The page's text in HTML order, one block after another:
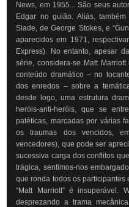
News, em 1955... São seus
Edgar no guião. Aliás,
Slade, de George Stokes, e
aparecidos em 1971,
Express). No entanto, apesar
série, considera-se Matt
conteúdo dramático – no
dos enredos – sobre a
desde logo, uma estrutura
heróis-anti-heróis, que se
patéticas, marcadas por várias
os traumas dos vencidos,
vencedores), que pode ser
sucessiva carga dos conflitos
trágica, sentimos-nos
que ronda todos os participantes
“Matt Marriott” é insuperável.
desprezando a trama